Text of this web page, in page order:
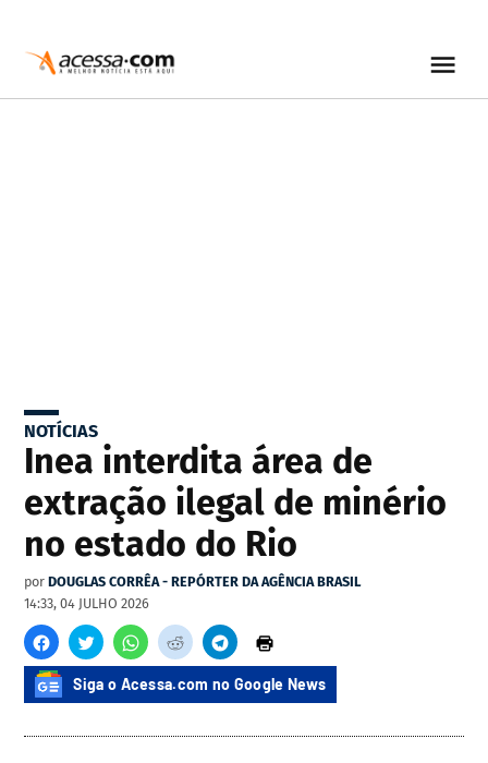
NOTÍCIAS
Inea interdita área de
extração ilegal de minério
no estado do Rio
por DOUGLAS CORRÊA - REPÓRTER DA AGÊNCIA BRASIL
14:33, 04 JULHO 2026
Siga o Acessa.com no Google News